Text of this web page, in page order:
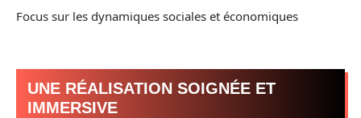
Focus sur les dynamiques sociales et économiques
UNE RÉALISATION SOIGNÉE ET
IMMERSIVE